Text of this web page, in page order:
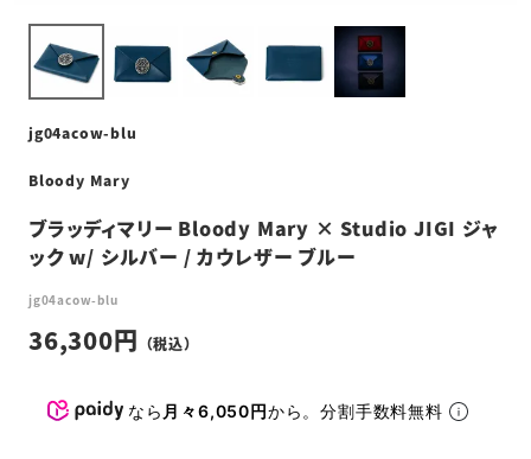
jg04acow-blu
Bloody Mary
ブラッディマリー Bloody Mary × Studio JIGI ジャ
ック w/ シルバー / カウレザー ブルー
jg04acow-blu
36,300
なら 月々6,050円から。分割手数料無料